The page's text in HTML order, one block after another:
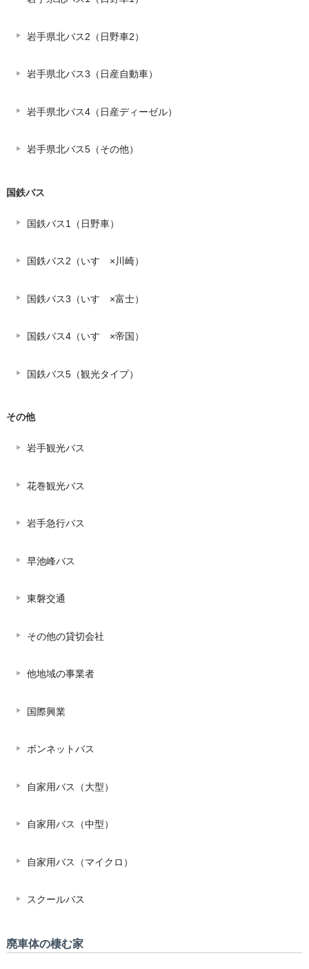
岩手県北バス2（日野車2）
岩手県北バス3（日産自動車）
岩手県北バス4（日産ディーゼル）
岩手県北バス5（その他）
国鉄バス
国鉄バス1（日野車）
国鉄バス2（いすゞ×川崎）
国鉄バス3（いすゞ×富士）
国鉄バス4（いすゞ×帝国）
国鉄バス5（観光タイプ）
その他
岩手観光バス
花巻観光バス
岩手急行バス
早池峰バス
東磐交通
その他の貸切会社
他地域の事業者
国際興業
ボンネットバス
自家用バス（大型）
自家用バス（中型）
自家用バス（マイクロ）
スクールバス
廃車体の棲む家